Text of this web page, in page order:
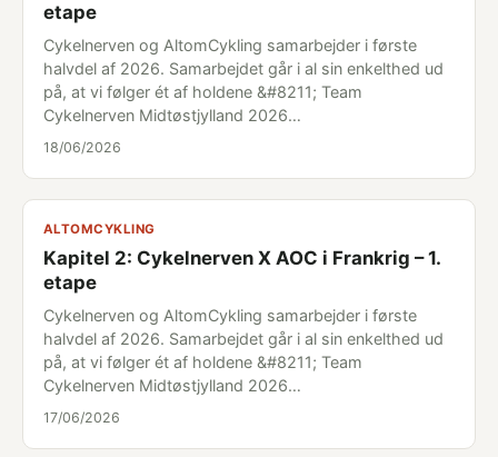
etape
Cykelnerven og AltomCykling samarbejder i første
halvdel af 2026. Samarbejdet går i al sin enkelthed ud
på, at vi følger ét af holdene &#8211; Team
Cykelnerven Midtøstjylland 2026…
18/06/2026
ALTOMCYKLING
Kapitel 2: Cykelnerven X AOC i Frankrig – 1.
etape
Cykelnerven og AltomCykling samarbejder i første
halvdel af 2026. Samarbejdet går i al sin enkelthed ud
på, at vi følger ét af holdene &#8211; Team
Cykelnerven Midtøstjylland 2026…
17/06/2026